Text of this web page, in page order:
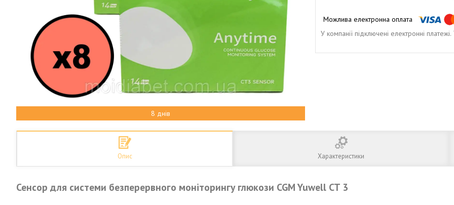
8 днів
У компанії підключені електронні
Опис Характеристики
Сенсор для системи безперервного моніторингу глюкози CGM Yuwell CT 3